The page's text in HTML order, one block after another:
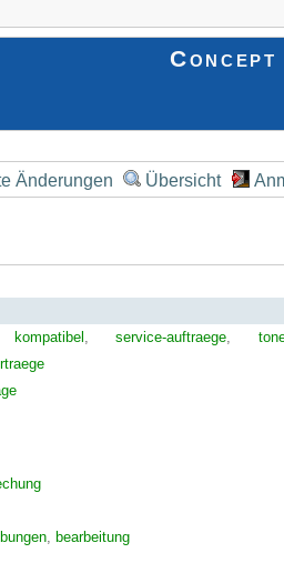
Concept
Änderungen Übersicht
kompatibel ,service-auftraege,
, bearbeitung